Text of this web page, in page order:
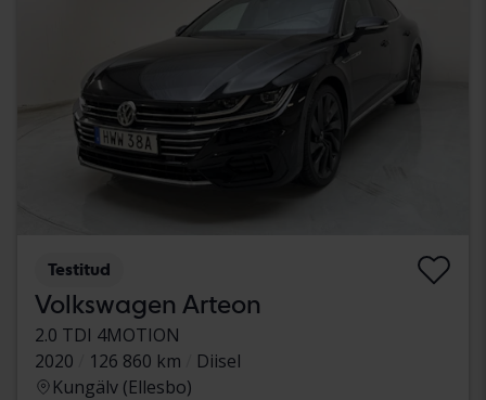
Testitud
Volkswagen Arteon
2.0 TDI 4MOTION
2020
126 860 km
Diisel
Kungälv (Ellesbo)